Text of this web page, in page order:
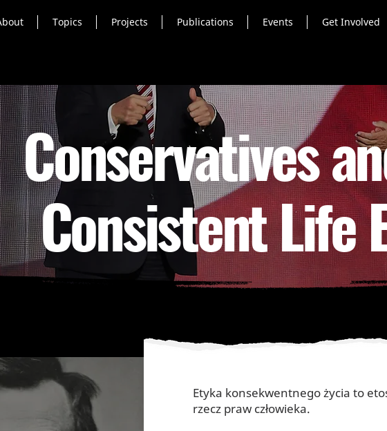
Topics Projects Publications Events Get Involved
Conservatives
Consistent Life
Etyka konsekwentnego życia to
rzecz praw człowieka.